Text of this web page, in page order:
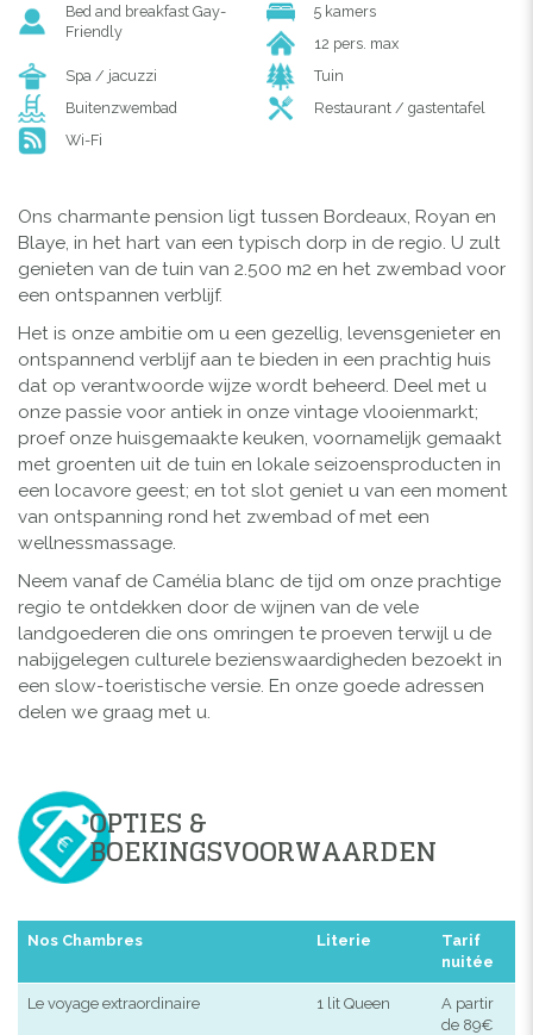
Bed and breakfast Gay-
Friendly
5 kamers
12 pers. max
Spa / jacuzzi
Tuin
Buitenzwembad
Restaurant / gastentafel
Wi-Fi
Ons charmante pension ligt tussen Bordeaux, Royan en
Blaye, in het hart van een typisch dorp in de regio. U zult
genieten van de tuin van 2.500 m2 en het zwembad voor
een ontspannen verblijf.
Het is onze ambitie om u een gezellig, levensgenieter en
ontspannend verblijf aan te bieden in een prachtig huis
dat op verantwoorde wijze wordt beheerd. Deel met u
onze passie voor antiek in onze vintage vlooienmarkt;
proef onze huisgemaakte keuken, voornamelijk gemaakt
met groenten uit de tuin en lokale seizoensproducten in
een locavore geest; en tot slot geniet u van een moment
van ontspanning rond het zwembad of met een
wellnessmassage.
Neem vanaf de Camélia blanc de tijd om onze prachtige
regio te ontdekken door de wijnen van de vele
landgoederen die ons omringen te proeven terwijl u de
nabijgelegen culturele bezienswaardigheden bezoekt in
een slow-toeristische versie. En onze goede adressen
delen we graag met u.
OPTIES &
BOEKINGSVOORWAARDEN
Nos Chambres Literie
Tarif
nuitée
Le voyage extraordinaire 1 lit Queen
A partir
de 89€